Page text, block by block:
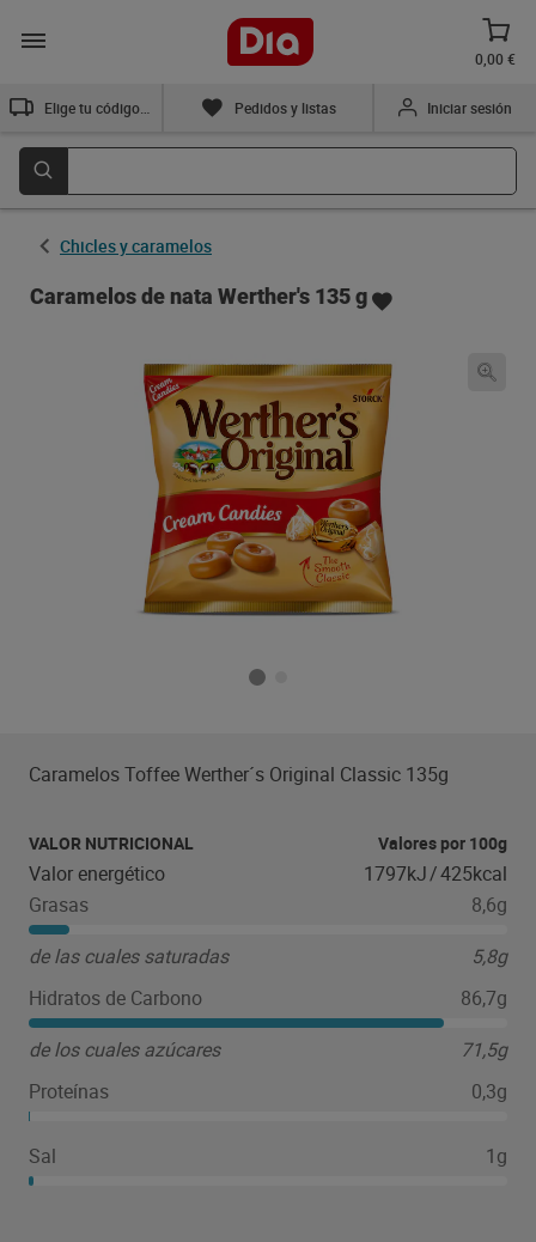
0,00 €
Pedidos y listas Iniciar sesión
Chicles y caramelos
Caramelos de nata Werther's 135 g
Caramelos Toffee Werther´s Original Classic 135g
VALOR NUTRICIONAL Valores por 100g
Valor energético 1797kJ/425kcal
Grasas
8,6g
de las cuales saturadas
5,8g
Hidratos de Carbono
86,7g
de los cuales azúcares
71,5g
Proteínas
0,3g
Sal 1g